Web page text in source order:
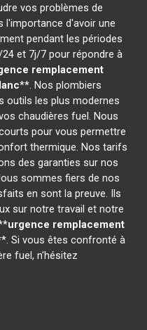
vos problèmes de
l'importance d'avoir une
pendant les périodes
et 7j/7 pour répondre à
remplacement
**. Nos plombiers
outils les plus modernes
chaudières fuel. Nous
pour vous permettre
thermique. Nos tarifs
des garanties sur nos
sommes fiers de nos
en sont la preuve. Ils
sur notre travail et notre
urgence remplacement
Si vous êtes confronté à
fuel, n'hésitez